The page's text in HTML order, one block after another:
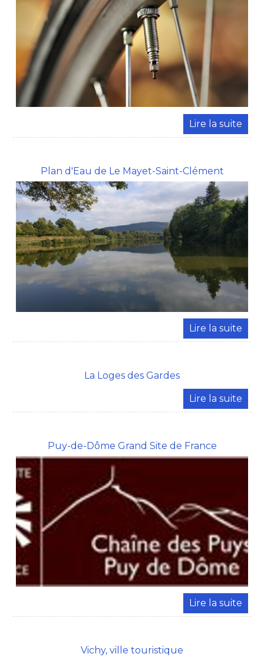
Plan d'Eau de Le Mayet-Saint-Clément
La Loges des Gardes
Puy-de-Dôme Grand Site de France
Vichy, ville touristique